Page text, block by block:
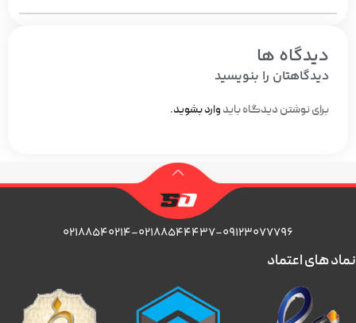
دیدگاه ها
دیدگاهتان را بنویسید
برای نوشتن دیدگاه باید وارد بشوید.
۰۲۱۸۸۵۴۰۲۱۴-۰۲۱۸۸۵۴۴۴۳۷-۰۹۱۲۳۰۷۷۷۹۶
نماد های اعتماد